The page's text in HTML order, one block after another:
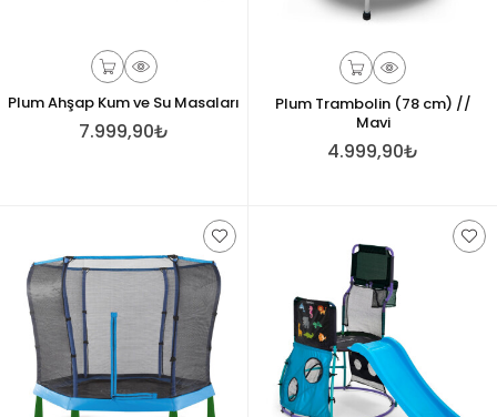
Plum Ahşap Kum ve Su Masaları
7.999,90₺
Plum Trambolin (78 cm) //
Mavi
4.999,90₺